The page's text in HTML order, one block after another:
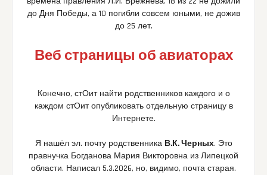
до Дня Победы, а 10 погибли совсем юными, не дожив
до 25 лет.
Веб страницы об авиаторах
Конечно, стОит найти родственников каждого и о
каждом стОит опубликовать отдельную страницу в
Интернете.
Я нашёл эл. почту родственника В.К. Черных. Это
правнучка Богданова Мария Викторовна из Липецкой
области. Написал 5.3.2026, но, видимо, почта старая.